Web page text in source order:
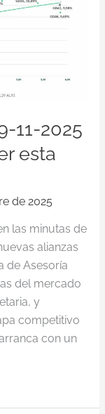
11-2025
esta
de 2025
las minutas de
alianzas
de Asesoría
del mercado
y
competitivo
con un